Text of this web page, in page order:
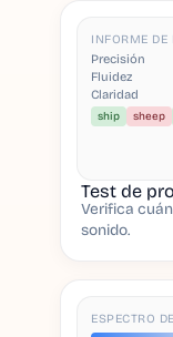
INFORME DE
Precisión
Fluidez
Claridad
ship sheep
Test de
Verifica
sonido.
ESPECTRO